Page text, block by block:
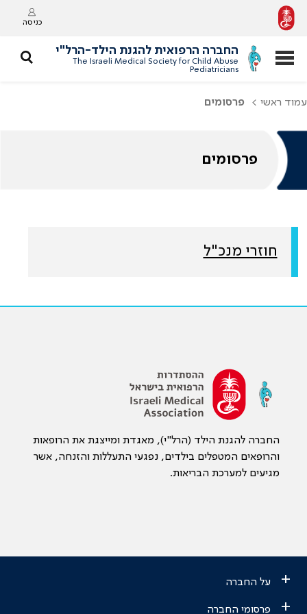
כניסה
החברה הרפואית להגנת הילד-הרל"י
The Israeli Medical Society for Child Abuse
Pediatricians
עמוד ראשי פרסומים
פרסומים
חוזרי מנכ"ל
החברה להגנת הילד (הרל"י), מאגדת ומייצגת את הרופאות
והרופאים המטפלים בילדים, נפגעי התעללות והזנחה, אשר
מגיעים למערכת הבריאות.
+ על החברה
+ פרסומי החברה